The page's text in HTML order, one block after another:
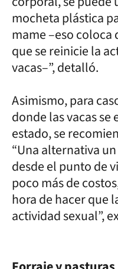
mocheta plástica
mame –eso coloca
que se reinicie la
vacas–”, detalló.
Asimismo, para
donde las vacas
estado, se
“Una alternativa
desde el punto de
poco más de
hora de hacer que
actividad sexual”,